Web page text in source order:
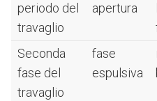
periodo del
travaglio
apertura
Seconda
fase del
travaglio
fase
espulsiva